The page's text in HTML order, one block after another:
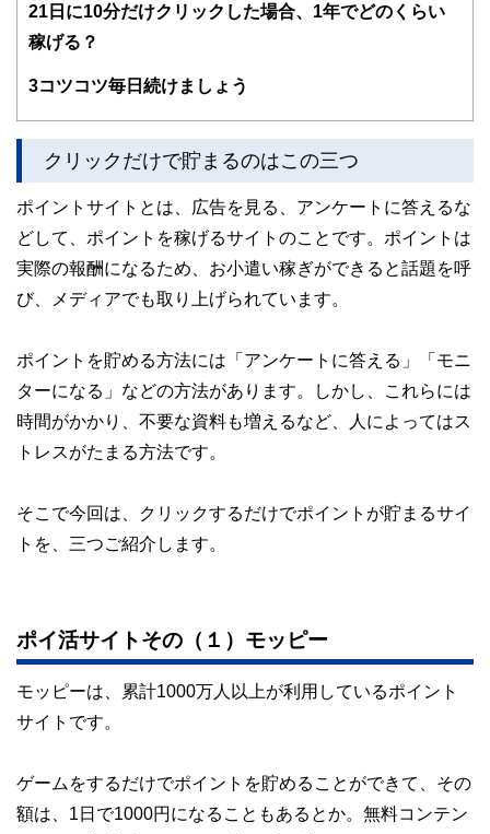
得者を中心に「お金や暮らし」に関する書籍・雑誌の編集経
験者で構成され、企画立案から記事掲載まですべての工程に
FinancialFieldの特徴は、ファイナンシャルプランナー、弁
ドバイザー、DCプランナー、公認会計士、社会保険労務
士、行政書士、投資アナリスト、キャリアコンサルタントな
ど150名以上の有資格者を執筆者・監修者として迎え、むず
をわかりやすく発信している点です。
このように編集経験豊富なメンバーと金融や経済に精通した
やすさはもちろんのこと、読み応えのあるコンテンツと確か
な情報発信を実現しています。
コンシェルジュを目指します。
21日に10分だけクリックした場合、1年でどのくらい
稼げる？
3コツコツ毎日続けましょう
クリックだけで貯まるのはこの三つ
ポイントサイトとは、広告を見る、アンケートに答えるな
どして、ポイントを稼げるサイトのことです。ポイントは
実際の報酬になるため、お小遣い稼ぎができると話題を呼
び、メディアでも取り上げられています。
ポイントを貯める方法には「アンケートに答える」「モニ
ターになる」などの方法があります。しかし、これらには
時間がかかり、不要な資料も増えるなど、人によってはス
トレスがたまる方法です。
そこで今回は、クリックするだけでポイントが貯まるサイ
トを、三つご紹介します。
ポイ活サイトその（１）モッピー
モッピーは、累計1000万人以上が利用しているポイント
サイトです。
ゲームをするだけでポイントを貯めることができて、その
額は、1日で1000円になることもあるとか。無料コンテン